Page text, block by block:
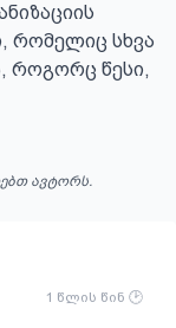
რომელიც სხვა
როგორც წესი,
ავტორს.
1 წლის წინ